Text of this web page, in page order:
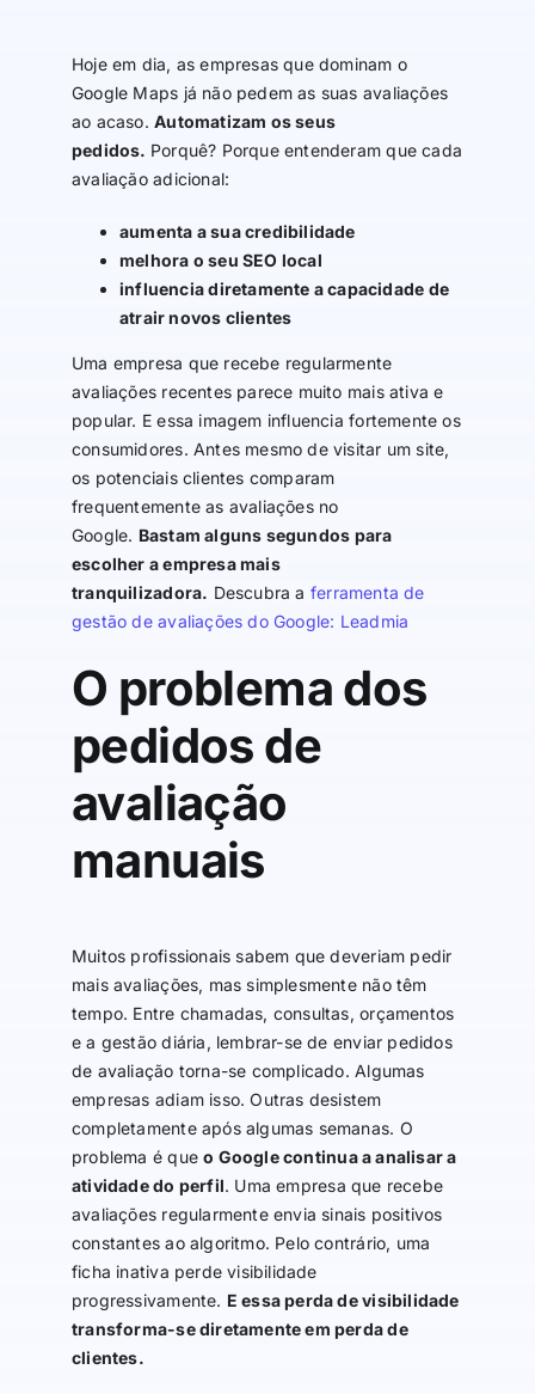
Hoje em dia, as empresas que dominam o
Google Maps já não pedem as suas avaliações
ao acaso.Automatizam os seus
pedidos. Porquê? Porque entenderam que cada
avaliação adicional:
aumenta a sua credibilidade
melhora o seu SEO local
influencia diretamente a capacidade de
atrair novos clientes
Uma empresa que recebe regularmente
avaliações recentes parece muito mais ativa e
popular. E essa imagem influencia fortemente os
consumidores. Antes mesmo de visitar um site,
os potenciais clientes comparam
frequentemente as avaliações no
Google. Bastam alguns segundos para
escolher a empresa mais
tranquilizadora. Descubra a ferramenta de
gestão de avaliações do Google: Leadmia
O problema dos
pedidos de
avaliação
manuais
Muitos profissionais sabem que deveriam pedir
mais avaliações, mas simplesmente não têm
tempo. Entre chamadas, consultas, orçamentos
e a gestão diária, lembrar-se de enviar pedidos
de avaliação torna-se complicado. Algumas
empresas adiam isso. Outras desistem
completamente após algumas semanas. O
problema é queo Google continua a analisar a
atividade do perfil. Uma empresa que recebe
avaliações regularmente envia sinais positivos
constantes ao algoritmo. Pelo contrário, uma
ficha inativa perde visibilidade
progressivamente. E essa perda de visibilidade
transforma-se diretamente em perda de
clientes.